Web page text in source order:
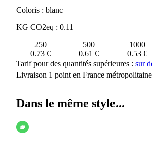
Coloris : blanc
KG CO2eq : 0.11
250
500 1000
0.73 €
0.61 € 0.53 €
Tarif pour des quantités supérieures : sur
Livraison 1 point en France métropolitaine
Dans le même style...